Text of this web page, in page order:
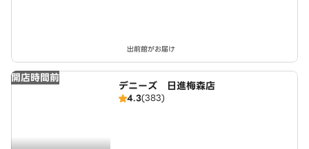
出前館がお届け
開店時間前
デニーズ 日進梅森店
4.3(383)